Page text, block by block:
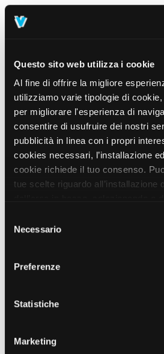
Questo sito web utilizza i cookie
Al fine di offrire la migliore
utilizziamo varie tipologie di
per migliorare l'esperienza di
consentire di usufruire dei nostri
pubblicità in linea con i propri
cookies necessari, l’installazione
cookie richiede il tuo consenso.
tue scelte riguardo all’installazione
prosegui” o decidere di accettare
sul pulsante “Accetta tutti i
unicamente i cookie necessari alla
funzionamento, puoi prendere
delNecessario
Preferenze
Statistiche
Marketing
404